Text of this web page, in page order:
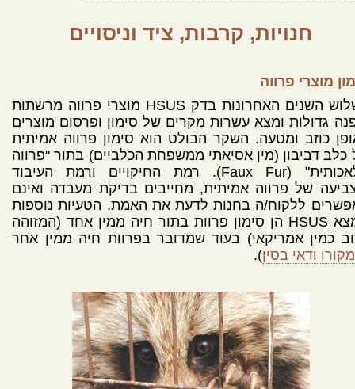
חנויות, קרבות, ציד וניסויים
מוצרי פרווה
בשלוש השנים האחרונות בדק HSUS מוצרי פרווה מרשתות
גדולות ומצא עשרות מקרים של סימון ופרסום מוצרים
כוזב ומטעה. השקר הבולט הוא סימון פרווה אמיתית
כלב דביבון (מין אסיאתי ממשפחת הכלביים) בתור "פרווה
מלאכותית" (Faux Fur). רמת החיקויים ורמת העיבוד
של פרווה אמיתית, מחייבים בדיקת מעבדה ואינם
ללקוח/ה בחנות לדעת את האמת. הטעיות נוספות
שמצא HSUS הן סימון פרוות בתור חיה ממין אחד (המזוהה
כמין אמריקאי) בעוד שמדובר בפרוות חיה ממין אחר
ודאי בסין).